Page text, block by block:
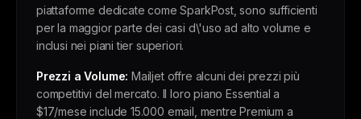
piattaforme dedicate come SparkPost, sono sufficienti
per la maggior parte dei casi d\'uso ad alto volume e
inclusi nei piani tier superiori.
Prezzi a Volume: Mailjet offre alcuni dei prezzi più
competitivi del mercato. Il loro piano Essential a
$17/mese include 15.000 email, mentre Premium a